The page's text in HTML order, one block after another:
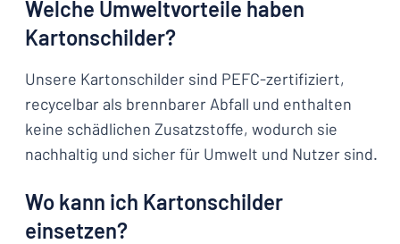
Welche Umweltvorteile haben
Kartonschilder?
Unsere Kartonschilder sind PEFC-zertifiziert,
recycelbar als brennbarer Abfall und enthalten
keine schädlichen Zusatzstoffe, wodurch sie
nachhaltig und sicher für Umwelt und Nutzer sind.
Wo kann ich Kartonschilder
einsetzen?